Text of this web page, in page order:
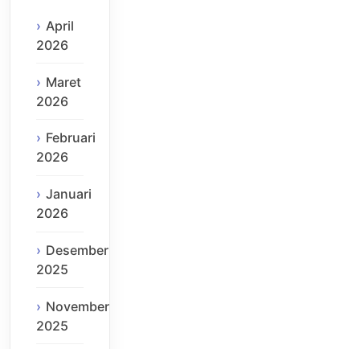
April
2026
Maret
2026
Februari
2026
Januari
2026
Desember
2025
November
2025